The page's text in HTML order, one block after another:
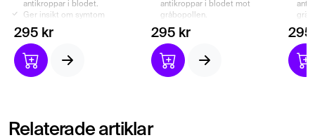
antikroppar i blodet.
Ger insikt om symtom
beror på
björkpollenallergi.
295 kr
antikroppar i blodet mot
gråbopollen.
Kan indikera på allergi
mot gråbopollen.
295 kr
Kan
295
Relaterade artiklar